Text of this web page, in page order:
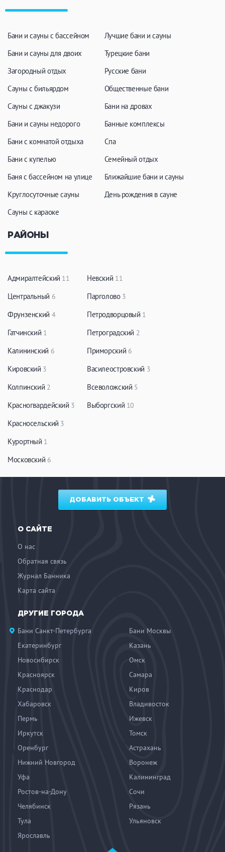
Бани и сауны с бассейном
Бани и сауны для двоих
Загородный отдых
Сауны с бильярдом
Сауны с джакузи
Бани и сауны недорого
Бани с комнатой отдыха
Бани с купелью
Баня с бассейном на улице
Круглосуточные сауны
Сауны с караоке
Лучшие бани и сауны
Турецкие бани
Русские бани
Общественные бани
Бани на дровах
Банные комплексы
Спа
Семейный отдых
Ближайшие бани и сауны
День рождения в сауне
РАЙОНЫ
Адмиралтейский 11
Центральный 6
Фрунзенский 4
Гатчинский 1
Калининский 6
Кировский 3
Колпинский 2
Красногвардейский 3
Красносельский 3
Курортный 1
Московский 6
Невский 11
Парголово 3
Петродворцовый 1
Петроградский 2
Приморский 6
Василеостровский 3
Всеволожский 5
Выборгский 10
ДОБАВИТЬ ОБЪЕКТ
О САЙТЕ
О нас
Обратная связь
Журнал Банника
Карта сайта
ДРУГИЕ ГОРОДА
Бани Санкт-Петербурга
Бани Москвы
Екатеринбург
Казань
Новосибирск
Омск
Красноярск
Самара
Краснодар
Киров
Хабаровск
Владивосток
Пермь
Ижевск
Иркутск
Томск
Оренбург
Астрахань
Нижний Новгород
Воронеж
Уфа
Калининград
Ростов-на-Дону
Сочи
Челябинск
Рязань
Тула
Ульяновск
Ярославль